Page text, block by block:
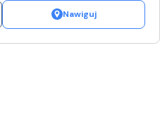
Nawiguj